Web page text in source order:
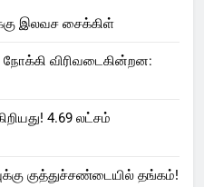
இலவச சைக்கிள்
விரிவடைகின்றன:
4.69 லட்சம்
குத்துச்சண்டையில் தங்கம்!